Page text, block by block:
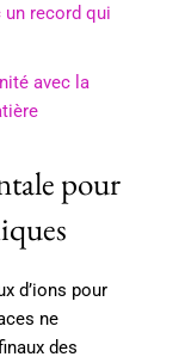
un record qui
avec la
pour
d’ions pour
ne
des